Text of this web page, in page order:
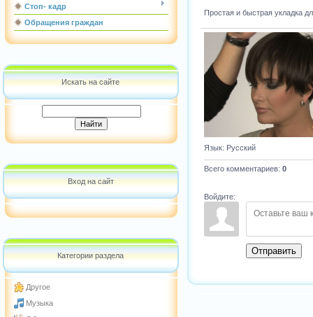
Стоп- кадр
Обращения граждан
Искать на сайте
Вход на сайт
Категории раздела
Другое
Музыка
Простая и быстрая укладка
Язык: Русский
Всего комментариев: 0
Войдите:
Отправить